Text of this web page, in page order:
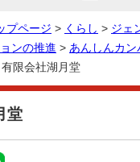
プページ > くらし > ジェ
ンの推進 > あんしんカン
限会社湖月堂
堂